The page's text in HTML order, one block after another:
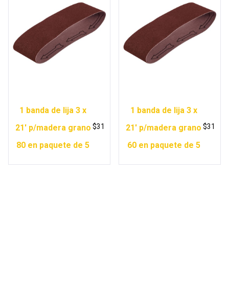
1 banda de lija 3 x
21′ p/madera grano
80 en paquete de 5
$31
1 banda de lija 3 x
21′ p/madera grano
60 en paquete de 5
$31